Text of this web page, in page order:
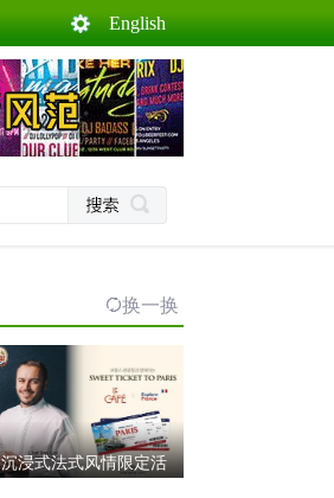
English
换一换
沉浸式法式风情限定活